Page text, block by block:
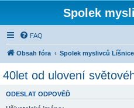
Spolek
FAQ
Obsah fóra Spolek myslivců Líšnice
40let od ulovení
ODESLAT ODPOVĚĎ